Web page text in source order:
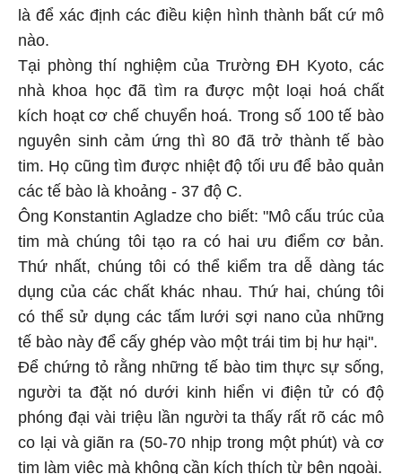
là để xác định các điều kiện hình thành bất cứ mô
nào.
Tại phòng thí nghiệm của Trường ĐH Kyoto, các
nhà khoa học đã tìm ra được một loại hoá chất
kích hoạt cơ chế chuyển hoá. Trong số 100 tế bào
nguyên sinh cảm ứng thì 80 đã trở thành tế bào
tim. Họ cũng tìm được nhiệt độ tối ưu để bảo quản
các tế bào là khoảng - 37 độ C.
Ông Konstantin Agladze cho biết: "Mô cấu trúc của
tim mà chúng tôi tạo ra có hai ưu điểm cơ bản.
Thứ nhất, chúng tôi có thể kiểm tra dễ dàng tác
dụng của các chất khác nhau. Thứ hai, chúng tôi
có thể sử dụng các tấm lưới sợi nano của những
tế bào này để cấy ghép vào một trái tim bị hư hại".
Để chứng tỏ rằng những tế bào tim thực sự sống,
người ta đặt nó dưới kinh hiển vi điện tử có độ
phóng đại vài triệu lần người ta thấy rất rõ các mô
co lại và giãn ra (50-70 nhịp trong một phút) và cơ
tim làm việc mà không cần kích thích từ bên ngoài.